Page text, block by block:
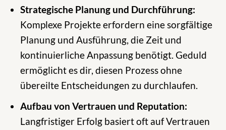
Strategische Planung und Durchführung:
Komplexe Projekte erfordern eine sorgfältige
Planung und Ausführung, die Zeit und
kontinuierliche Anpassung benötigt. Geduld
ermöglicht es dir, diesen Prozess ohne
übereilte Entscheidungen zu durchlaufen.
Aufbau von Vertrauen und Reputation:
Langfristiger Erfolg basiert oft auf Vertrauen